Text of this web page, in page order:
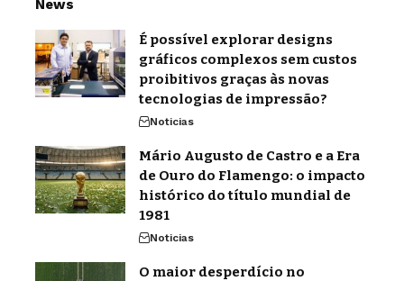
News
É possível explorar designs
gráficos complexos sem custos
proibitivos graças às novas
tecnologias de impressão?
Noticias
Mário Augusto de Castro e a Era
de Ouro do Flamengo: o impacto
histórico do título mundial de
1981
Noticias
O maior desperdício no